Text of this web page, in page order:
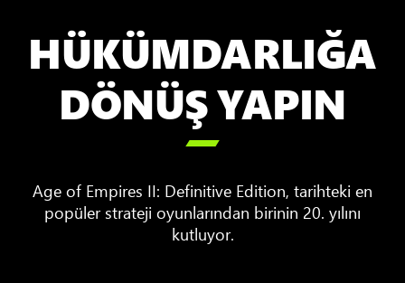
HÜKÜMDARLIĞA
DÖNÜŞ YAPIN

Age of Empires II: Definitive Edition, tarihteki en
popüler strateji oyunlarından birinin 20. yılını
kutluyor.